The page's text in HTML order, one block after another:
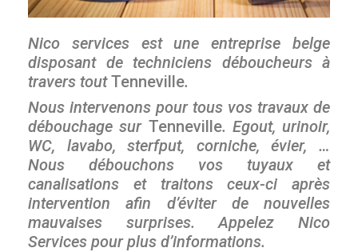
Nico services est une entreprise belge
disposant de techniciens déboucheurs à
travers toutTenneville.
Nous intervenons pour tous vos travaux de
débouchage sur Tenneville. Egout, urinoir,
WC, lavabo, sterfput, corniche, évier, …
Nous débouchons vos tuyaux et
canalisations et traitons ceux-ci après
intervention afin d’éviter de nouvelles
mauvaises surprises. Appelez Nico
Services pour plus d’informations.